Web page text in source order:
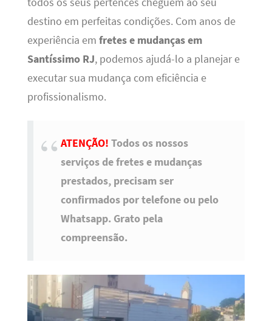
destino em perfeitas condições. Com anos de
experiência em fretes e mudanças em
Santíssimo RJ, podemos ajudá-lo a planejar e
executar sua mudança com eficiência e
profissionalismo.
ATENÇÃO! Todos os nossos
serviços de fretes e mudanças
prestados, precisam ser
confirmados por telefone ou pelo
Whatsapp. Grato pela
compreensão.